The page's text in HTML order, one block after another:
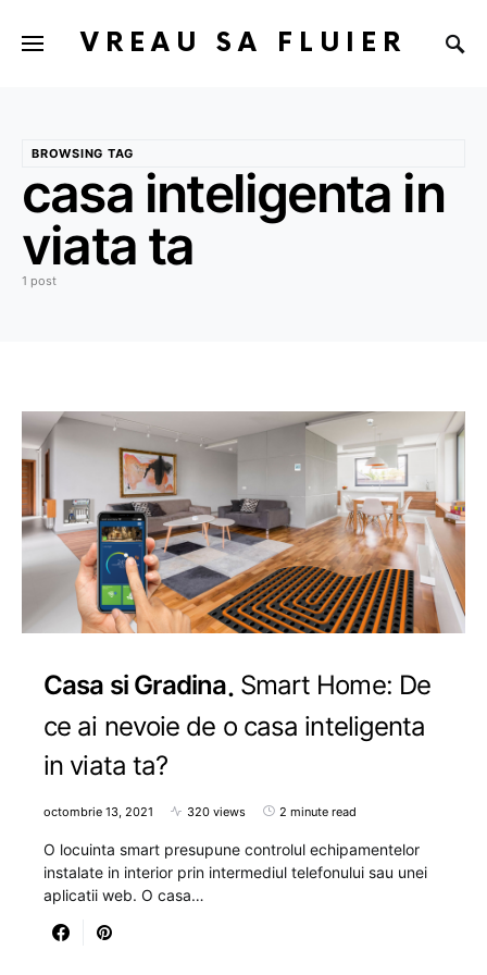
VREAU SA FLUIER
BROWSING TAG
casa inteligenta in
viata ta
1 post
Casa si Gradina Smart Home: De
ce ai nevoie de o casa inteligenta
in viata ta?
octombrie 13, 2021 320 views 2 minute read
O locuinta smart presupune controlul echipamentelor
instalate in interior prin intermediul telefonului sau unei
aplicatii web. O casa…